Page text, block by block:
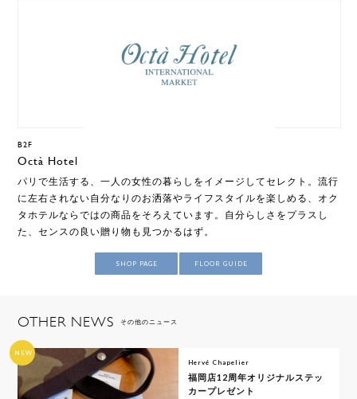
B2F
Octà Hotel
パリで生活する、一人の女性の暮らしをイメージしてセレクト。流行
に左右されない自分なりのお洒落やライフスタイルを楽しめる、オク
タホテルならではの商品をそろえています。自分らしさをプラスし
た、センスの良い贈り物も見つかるはず。
SHOP PAGE FLOOR GUIDE
OTHER NEWS その他のニュース
NEW
Hervé Chapelier
福岡店12周年オリジナルステッ
カープレゼント